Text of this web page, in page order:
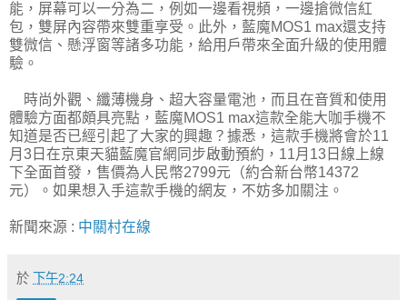
能，屏幕可以一分為二，例如一邊看視頻，一邊搶微信紅
包，雙屏內容帶來雙重享受。此外，藍魔MOS1 max還支持
雙微信、懸浮窗等諸多功能，給用戶帶來全面升級的使用體
驗。
時尚外觀、纖薄機身、超大容量電池，而且在音質和使用
體驗方面都頗具亮點，藍魔MOS1 max這款全能大咖手機不
知道是否已經引起了大家的興趣？據悉，這款手機將會於11
月3日在京東天貓藍魔官網同步啟動預約，11月13日線上線
下全面首發，售價為人民幣2799元（約合新台幣14372
元）。如果想入手這款手機的網友，不妨多加關注。
新聞來源 : 中關村在線
於 下午2:24